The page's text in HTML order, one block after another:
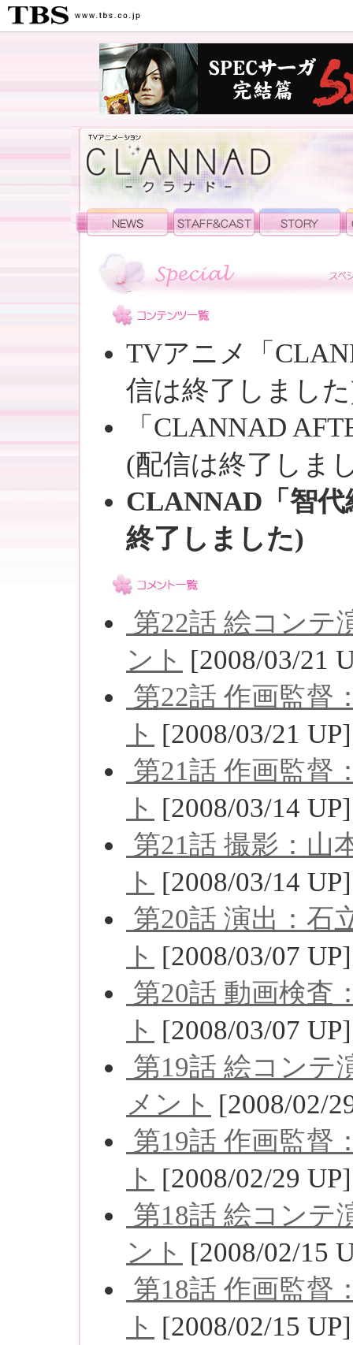
TVアニメ「
信は終了しまし
「CLANNAD
(配信は終了しま
CLANNAD「智
終了しました)
第22話 絵コンテ
ント [2008/03/21
第22話 作画監督
ト [2008/03/21 UP]
第21話 作画監督
ト [2008/03/14 UP]
第21話 撮影：山
ト [2008/03/14 UP]
第20話 演出：石
ト [2008/03/07 UP]
第20話 動画検査
ト [2008/03/07 UP]
第19話 絵コンテ
メント [2008/02/
第19話 作画監督
ト [2008/02/29 UP]
第18話 絵コンテ
ント [2008/02/15
第18話 作画監督
ト [2008/02/15 UP]